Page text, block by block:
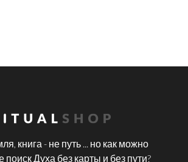
книга - не путь ... но как можно
поиск Духа без карты и без пути?